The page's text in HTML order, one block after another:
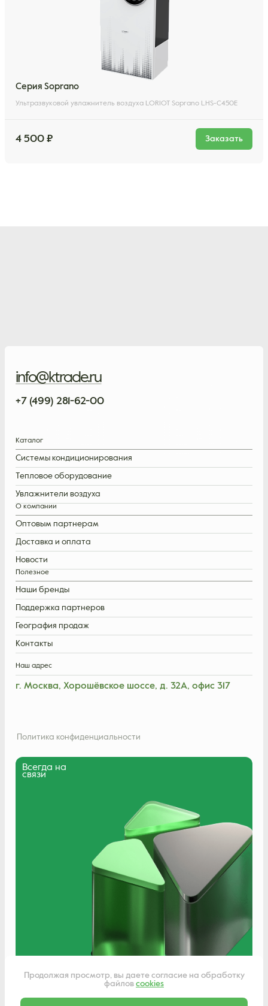
Продолжая просмотр, вы даете согласие на обработку
файлов cookies
Серия Soprano
Ультразвуковой увлажнитель воздуха LORIOT Soprano LHS-C450E
4 500 ₽ Заказать
info@ktrade.ru
+7 (499) 281-62-00
Каталог
Системы кондиционирования
Тепловое оборудование
Увлажнители воздуха
О компании
Оптовым партнерам
Доставка и оплата
Новости
Полезное
Наши бренды
Поддержка партнеров
География продаж
Контакты
Политика конфиденциальности
Наш адрес
г. Москва, Хорошёвское шоссе, д. 32А, офис 317
Всегда на
связи